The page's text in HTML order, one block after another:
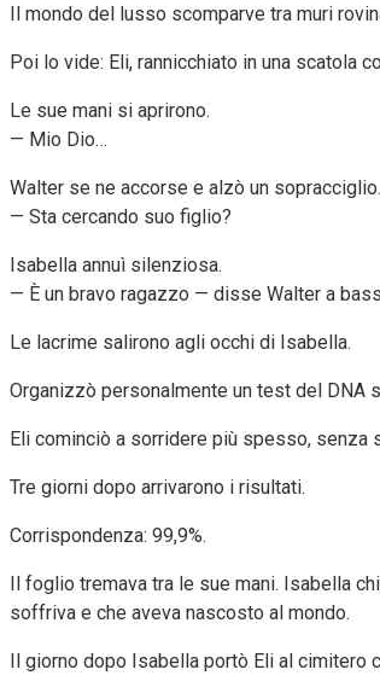
Il mondo del lusso scomparve tra muri
Poi lo vide: Eli, rannicchiato in una scatola
Le sue mani si aprirono.
— Mio Dio…
Walter se ne accorse e alzò un sopracciglio.
— Sta cercando suo figlio?
Isabella annuì silenziosa.
— È un bravo ragazzo — disse Walter a
Le lacrime salirono agli occhi di Isabella.
Organizzò personalmente un test del DNA
Eli cominciò a sorridere più spesso, senza
Tre giorni dopo arrivarono i risultati.
Corrispondenza: 99,9%.
Il foglio tremava tra le sue mani. Isabella
soffriva e che aveva nascosto al mondo.
Il giorno dopo Isabella portò Eli al cimitero